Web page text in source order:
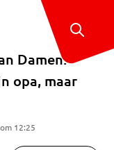
Damen:
opa, maar
12:25